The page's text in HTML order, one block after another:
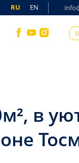
RU EN
в